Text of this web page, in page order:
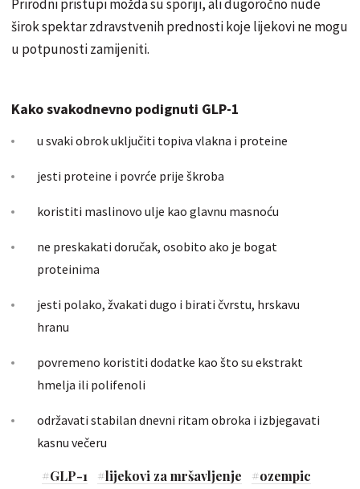
Prirodni pristupi možda su sporiji, ali dugoročno nude
širok spektar zdravstvenih prednosti koje lijekovi ne mogu
u potpunosti zamijeniti.
Kako svakodnevno podignuti GLP-1
u svaki obrok uključiti topiva vlakna i proteine
jesti proteine i povrće prije škroba
koristiti maslinovo ulje kao glavnu masnoću
ne preskakati doručak, osobito ako je bogat
proteinima
jesti polako, žvakati dugo i birati čvrstu, hrskavu
hranu
povremeno koristiti dodatke kao što su ekstrakt
hmelja ili polifenoli
održavati stabilan dnevni ritam obroka i izbjegavati
kasnu večeru
#GLP-1 #lijekovi za mršavljenje #ozempic